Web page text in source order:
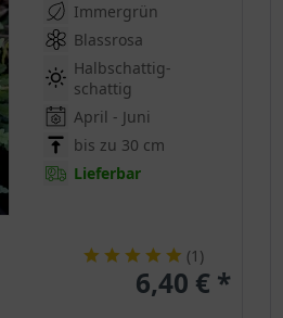
Immergrün
Blassrosa
Halbschattig-
schattig
April - Juni
bis zu 30 cm
Lieferbar
(1 )
6,40 € *